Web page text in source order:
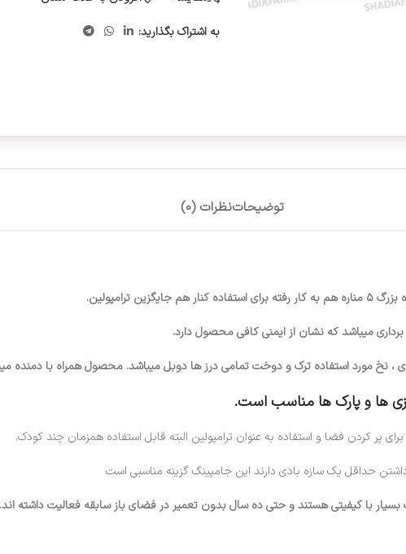
به اشتراک بگذارید:
توضیحاتنظرات (0)
، نخ مورد استفاده ترک و دوخت تمامی درز ها دوبل میباشد. محصول همراه با دمنده
ها و پارک ها مناسب است.
پر کردن فضا و استفاده به عنوان ترامپولین البته قابل استفاده همزمان چند کودک.
حداقل یک سازه بادی دارند این جامپینگ گزینه مناسبی است
با کیفیتی هستند و حتی ده سال بدون تعمیر در فضای باز سابقه فعالیت داشته اند.